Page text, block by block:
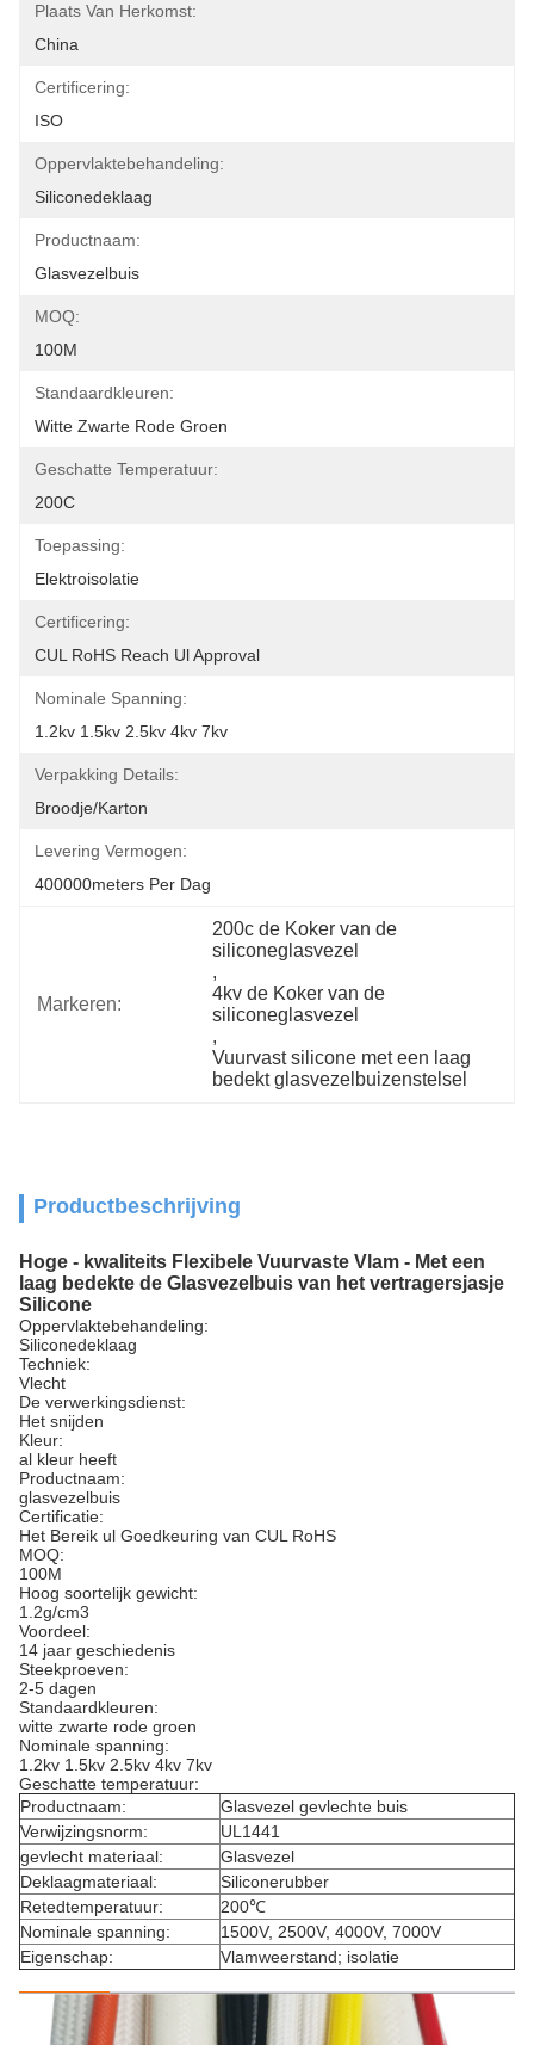
Plaats Van Herkomst:
China
Certificering:
ISO
Oppervlaktebehandeling:
Siliconedeklaag
Productnaam:
Glasvezelbuis
MOQ:
100M
Standaardkleuren:
Witte Zwarte Rode Groen
Geschatte Temperatuur:
200C
Toepassing:
Elektroisolatie
Certificering:
CUL RoHS Reach Ul Approval
Nominale Spanning:
1.2kv 1.5kv 2.5kv 4kv 7kv
Verpakking Details:
Broodje/Karton
Levering Vermogen:
400000meters Per Dag
Markeren:
200c de Koker van de
siliconeglasvezel
,
4kv de Koker van de
siliconeglasvezel
,
Vuurvast silicone met een laag
bedekt glasvezelbuizenstelsel
Productbeschrijving
Hoge - kwaliteits Flexibele Vuurvaste Vlam - Met een
laag bedekte de Glasvezelbuis van het vertragersjasje
Silicone
Oppervlaktebehandeling:
Siliconedeklaag
Techniek:
Vlecht
De verwerkingsdienst:
Het snijden
Kleur:
al kleur heeft
Productnaam:
glasvezelbuis
Certificatie:
Het Bereik ul Goedkeuring van CUL RoHS
MOQ:
100M
Hoog soortelijk gewicht:
1.2g/cm3
Voordeel:
14 jaar geschiedenis
Steekproeven:
2-5 dagen
Standaardkleuren:
witte zwarte rode groen
Nominale spanning:
1.2kv 1.5kv 2.5kv 4kv 7kv
Geschatte temperatuur:
Productnaam:
Glasvezel gevlechte buis
Verwijzingsnorm:
UL1441
gevlecht materiaal:
Glasvezel
Deklaagmateriaal:
Siliconerubber
Retedtemperatuur:
200℃
Nominale spanning:
1500V, 2500V, 4000V, 7000V
Eigenschap:
Vlamweerstand; isolatie